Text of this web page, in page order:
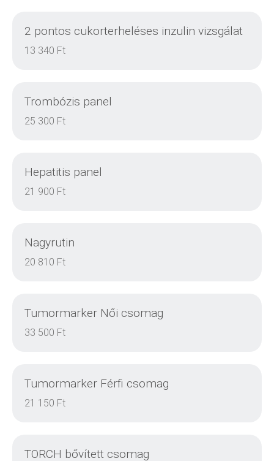
2 pontos cukorterheléses inzulin vizsgálat
13 340 Ft
Trombózis panel
25 300 Ft
Hepatitis panel
21 900 Ft
Nagyrutin
20 810 Ft
Tumormarker Női csomag
33 500 Ft
Tumormarker Férfi csomag
21 150 Ft
TORCH bővített csomag